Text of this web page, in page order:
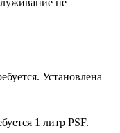
не
Установлена
1 литр PSF.